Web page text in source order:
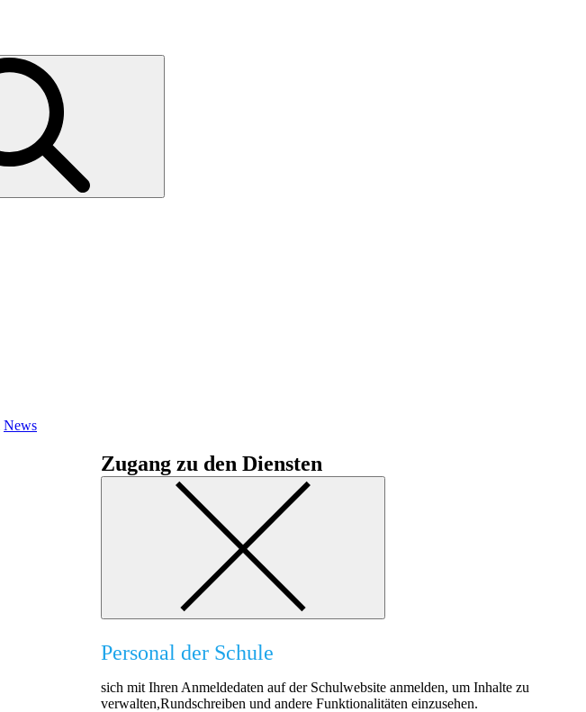
News
Zugang zu den Diensten
Personal der Schule
sich mit Ihren Anmeldedaten auf der Schulwebsite anmelden, um Inhalte zu
verwalten,Rundschreiben und andere Funktionalitäten einzusehen.